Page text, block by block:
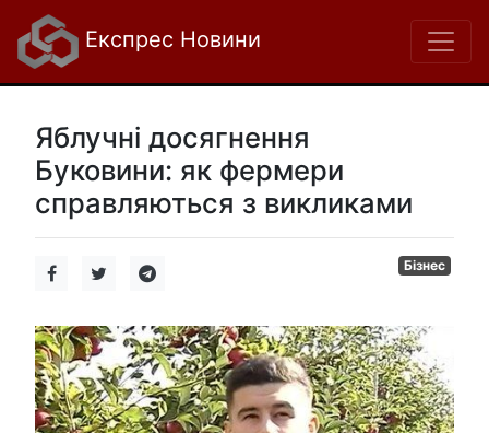
Експрес Новини
Яблучні досягнення
Буковини: як фермери
справляються з викликами
Бізнес